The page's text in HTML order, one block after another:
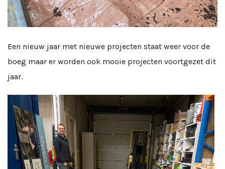
Een nieuw jaar met nieuwe projecten staat weer voor de
boeg maar er worden ook mooie projecten voortgezet dit
jaar.